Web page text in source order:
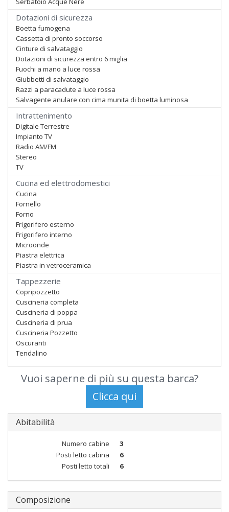
Dotazioni di sicurezza
Boetta fumogena
Cassetta di pronto soccorso
Cinture di salvataggio
Dotazioni di sicurezza entro 6 miglia
Fuochi a mano a luce rossa
Giubbetti di salvataggio
Razzi a paracadute a luce rossa
Salvagente anulare con cima munita di boetta luminosa
Intrattenimento
Digitale Terrestre
Impianto TV
Radio AM/FM
Stereo
TV
Cucina ed elettrodomestici
Cucina
Fornello
Forno
Frigorifero esterno
Frigorifero interno
Microonde
Piastra elettrica
Piastra in vetroceramica
Tappezzerie
Copripozzetto
Cuscineria completa
Cuscineria di poppa
Cuscineria di prua
Cuscineria Pozzetto
Oscuranti
Tendalino
Vuoi saperne di più su questa barca?
Abitabilità
Numero cabine
3
Posti letto cabina
6
Posti letto totali
6
Composizione